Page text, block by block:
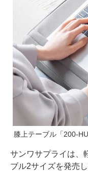
膝上テーブル「200-
サンワサプライは、
ブル2サイズを発売